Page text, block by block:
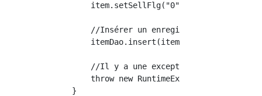
        item.setSellFlg("0");
        //Insérer un enregistrement
        itemDao.insert(item);
        //Il y a une exception
        throw new RuntimeException();
    }